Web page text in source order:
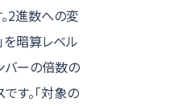
2進数への変
を暗算レベル
バーの倍数の
す。「対象の